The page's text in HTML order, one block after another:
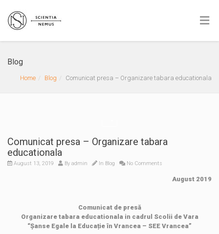
Blog
Home Blog Comunicat presa – Organizare tabara educationala
Comunicat presa – Organizare tabara
educationala
August 13, 2019 By admin In Blog No Comments
August 2019
Comunicat de presă
Organizare tabara educationala in cadrul Scolii de Vara
“Șanse Egale la Educație în Vrancea – SEE Vrancea”